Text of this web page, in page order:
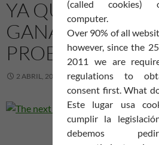
(called cookies)
computer.
Over 90% of all
however, since the
2011 we are
regulations to
consent first. What
Este lugar usa
cumplir la
debemos
YA QUEDA
GANAS TENGO
PROBARLO!.
2 ABRIL, 2012 DEJA UN COMENTARIO